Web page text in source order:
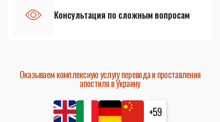
Консультация по сложным вопросам
Оказываем комплексную услугу перевода и проставления
апостиля в Украину
+59